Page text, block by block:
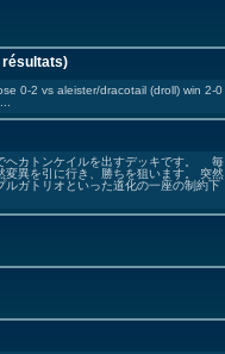
résultats)
0-2 vs aleister/dracotail (droll) win 2-0
ヘカトンケイルを出すデッキです。 毎
変異を引に行き、勝ちを狙います。 突然
ルガトリオといった道化の一座の制約下